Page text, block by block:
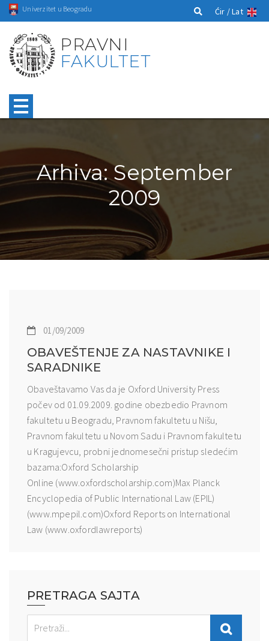
Univerzitet u Beogradu Ćir /Lat
PRAVNI
FAKULTET
Arhiva: September
2009
01/09/2009
OBAVEŠTENJE ZA NASTAVNIKE I
SARADNIKE
Obaveštavamo Vas da je Oxford University Press
počev od 01.09.2009. godine obezbedio Pravnom
fakultetu u Beogradu, Pravnom fakultetu u Nišu,
Pravnom fakultetu u Novom Sadu i Pravnom fakultetu
u Kragujevcu, probni jednomesečni pristup sledećim
bazama:Oxford Scholarship
Online (www.oxfordscholarship.com)Max Planck
Encyclopedia of Public International Law (EPIL)
(www.mpepil.com)Oxford Reports on International
Law (www.oxfordlawreports)
PRETRAGA SAJTA